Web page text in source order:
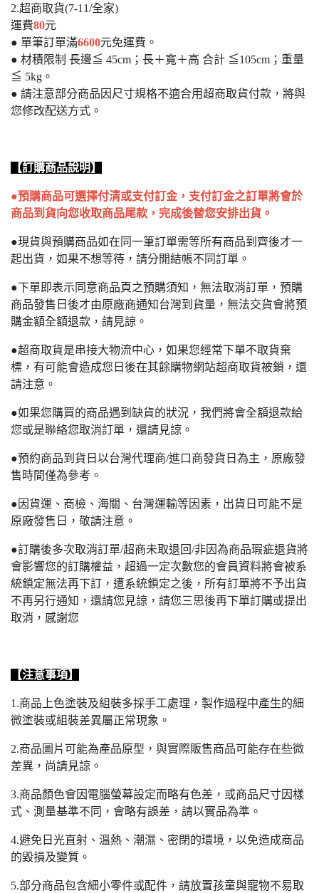
2.超商取貨(7-11/全家)
運費80元
● 單筆訂單滿6600元免運費。
● 材積限制 長邊≦ 45cm；長＋寬＋高 合計 ≦105cm；重量
≦ 5kg。
● 請注意部分商品因尺寸規格不適合用超商取貨付款，將與
您修改配送方式。
【訂購商品說明】
●預購商品可選擇付清或支付訂金，支付訂金之訂單將會於
商品到貨向您收取商品尾款，完成後替您安排出貨。
●現貨與預購商品如在同一筆訂單需等所有商品到齊後才一
起出貨，如果不想等待，請分開結帳不同訂單。
●下單即表示同意商品頁之預購須知，無法取消訂單，預購
商品發售日後才由原廠商通知台灣到貨量，無法交貨會將預
購金額全額退款，請見諒。
●超商取貨是串接大物流中心，如果您經常下單不取貨棄
標，有可能會造成您日後在其餘購物網站超商取貨被鎖，還
請注意。
●如果您購買的商品遇到缺貨的狀況，我們將會全額退款給
您或是聯絡您取消訂單，還請見諒。
●預約商品到貨日以台灣代理商/進口商發貨日為主，原廠發
售時間僅為參考。
●因貨運、商檢、海關、台灣運輸等因素，出貨日可能不是
原廠發售日，敬請注意。
●訂購後多次取消訂單/超商未取退回/非因為商品瑕疵退貨將
會影響您的訂購權益，超過一定次數您的會員資料將會被系
統鎖定無法再下訂，遭系統鎖定之後，所有訂單將不予出貨
不再另行通知，還請您見諒，請您三思後再下單訂購或提出
取消，感謝您
【注意事項】
1.商品上色塗裝及組裝多採手工處理，製作過程中產生的細
微塗裝或組裝差異屬正常現象。
2.商品圖片可能為產品原型，與實際販售商品可能存在些微
差異，尚請見諒。
3.商品顏色會因電腦螢幕設定而略有色差，或商品尺寸因樣
式、測量基準不同，會略有誤差，請以實品為準。
4.避免日光直射、溫熱、潮濕、密閉的環境，以免造成商品
的毀損及變質。
5.部分商品包含細小零件或配件，請放置孩童與寵物不易取